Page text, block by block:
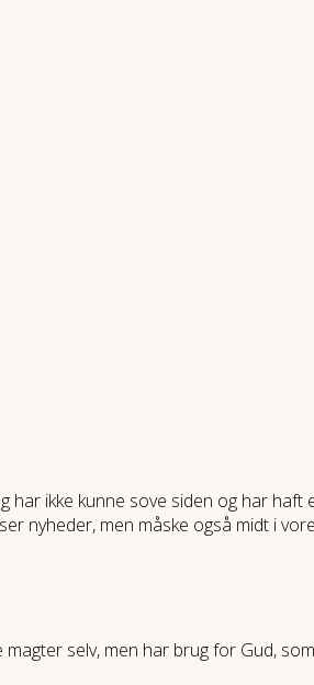
har ikke kunne sove siden og har haft
nyheder, men måske også midt i
selv, men har brug for Gud,